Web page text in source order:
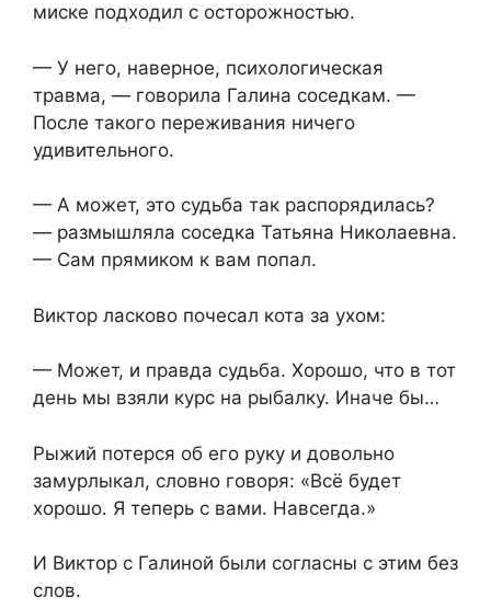
миске подходил с осторожностью.
— У него, наверное, психологическая
травма, — говорила Галина соседкам. —
После такого переживания ничего
удивительного.
— А может, это судьба так распорядилась?
— размышляла соседка Татьяна Николаевна.
— Сам прямиком к вам попал.
Виктор ласково почесал кота за ухом:
— Может, и правда судьба. Хорошо, что в тот
день мы взяли курс на рыбалку. Иначе бы…
Рыжий потерся об его руку и довольно
замурлыкал, словно говоря: «Всё будет
хорошо. Я теперь с вами. Навсегда.»
И Виктор с Галиной были согласны с этим без
слов.